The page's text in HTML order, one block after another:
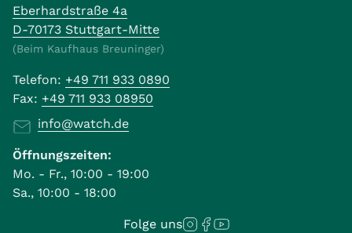
Eberhardstraße 4a
D-70173 Stuttgart-Mitte
(Beim Kaufhaus Breuninger)
Telefon: +49 711 933 0890
Fax: +49 711 933 08950
info@watch.de
Öffnungszeiten:
Mo. - Fr., 10:00 - 19:00
Sa., 10:00 - 18:00
Folge uns